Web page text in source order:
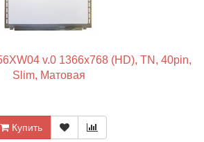
v.0 1366x768 (HD), TN, 40pin,
Slim, Матовая
Купить